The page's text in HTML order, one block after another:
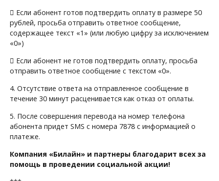
 Если абонент готов подтвердить оплату в размере 50
рублей, просьба отправить ответное сообщение,
содержащее текст «1» (или любую цифру за исключением
«0»)
 Если абонент не готов подтвердить оплату, просьба
отправить ответное сообщение с текстом «0».
4. Отсутствие ответа на отправленное сообщение в
течение 30 минут расценивается как отказ от оплаты.
5. После совершения перевода на номер телефона
абонента придет SMS с номера 7878 с информацией о
платеже.
Компания «Билайн» и партнеры благодарит всех за
помощь в проведении социальной акции!